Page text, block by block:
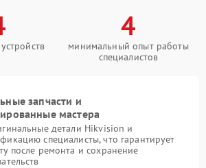
4
минимальный опыт работы
специалистов
запчасти и
мастера
детали Hikvision и
специалисты, что гарантирует
после ремонта и сохранение